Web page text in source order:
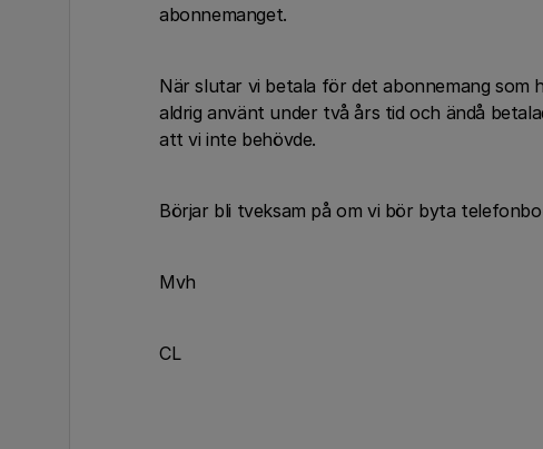
abonnemanget.
När slutar vi betala för det abonnemang som
aldrig använt under två års tid och ändå
att vi inte behövde.
Börjar bli tveksam på om vi bör byta
Mvh
CL